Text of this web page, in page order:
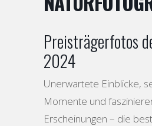
Preisträgerfotos
2024
Unerwartete Einblicke,
Momente und
Erscheinungen – die